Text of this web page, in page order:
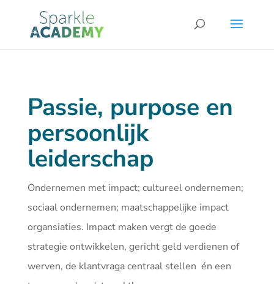
Passie, purpose en
persoonlijk
leiderschap
Ondernemen met impact; cultureel ondernemen;
sociaal ondernemen; maatschappelijke impact
organsiaties. Impact maken vergt de goede
strategie ontwikkelen, gericht geld verdienen of
werven, de klantvraga centraal stellen én een